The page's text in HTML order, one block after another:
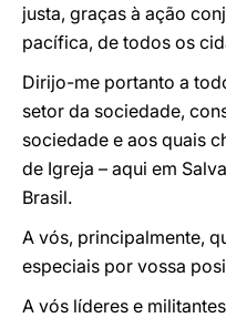
justa, graças à ação
pacífica, de todos os
Dirijo-me portanto a
setor da sociedade,
sociedade e aos quais
de Igreja – aqui em
Brasil.
A vós, principalmente,
especiais por vossa
A vós líderes e